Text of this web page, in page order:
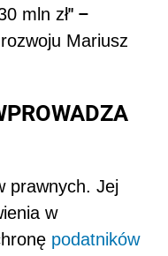
mln zł" –
Mariusz
prawnych. Jej
w
podatników